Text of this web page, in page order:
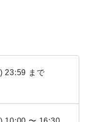
23:59 まで